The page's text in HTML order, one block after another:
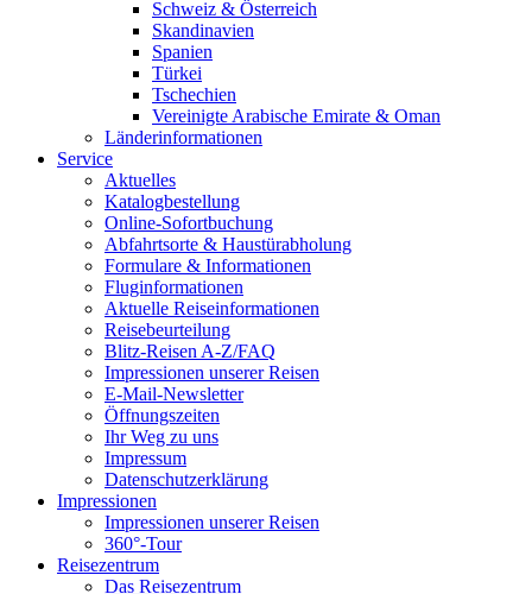
Schweiz & Österreich
Skandinavien
Spanien
Türkei
Tschechien
Vereinigte Arabische Emirate & Oman
Länderinformationen
Service
Aktuelles
Katalogbestellung
Online-Sofortbuchung
Abfahrtsorte & Haustürabholung
Formulare & Informationen
Fluginformationen
Aktuelle Reiseinformationen
Reisebeurteilung
Blitz-Reisen A-Z/FAQ
Impressionen unserer Reisen
E-Mail-Newsletter
Öffnungszeiten
Ihr Weg zu uns
Impressum
Datenschutzerklärung
Impressionen
Impressionen unserer Reisen
360°-Tour
Reisezentrum
Das Reisezentrum